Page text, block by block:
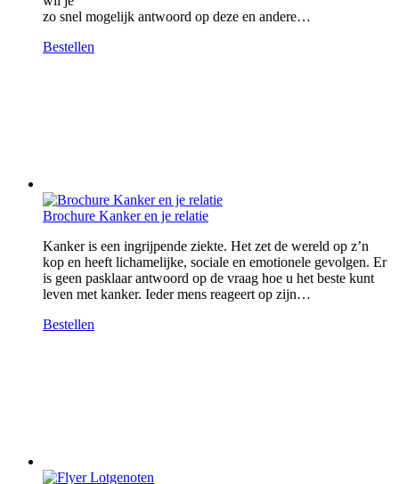
zo snel mogelijk antwoord op deze en andere…
Bestellen
Brochure Kanker en je relatie
Kanker is een ingrijpende ziekte. Het zet de wereld op z’n
kop en heeft lichamelijke, sociale en emotionele gevolgen. Er
is geen pasklaar antwoord op de vraag hoe u het beste kunt
leven met kanker. Ieder mens reageert op zijn…
Bestellen